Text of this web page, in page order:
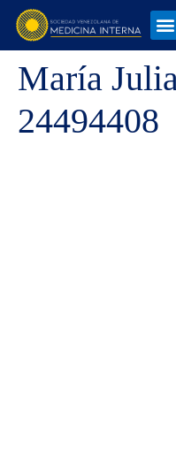
María
24494408